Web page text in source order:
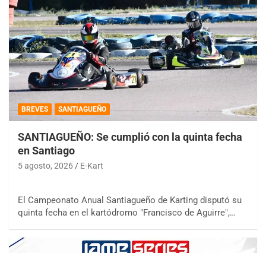
BREVES SANTIAGUEÑO
SANTIAGUEÑO: Se cumplió con la quinta fecha
en Santiago
5 agosto, 2026 E-Kart
El Campeonato Anual Santiagueño de Karting disputó su
quinta fecha en el kartódromo "Francisco de Aguirre",…